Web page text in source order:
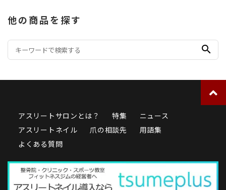
他の商品を探す
search
アスリートサロンとは？ 特集
ニュース
アスリートネイル
爪の相談先
用語集
よくある質問